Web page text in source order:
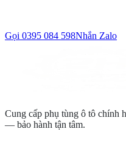
Gọi 0395 084 598Nhắn Zalo
Cung cấp phụ tùng ô tô
— bảo hành tận tâm.